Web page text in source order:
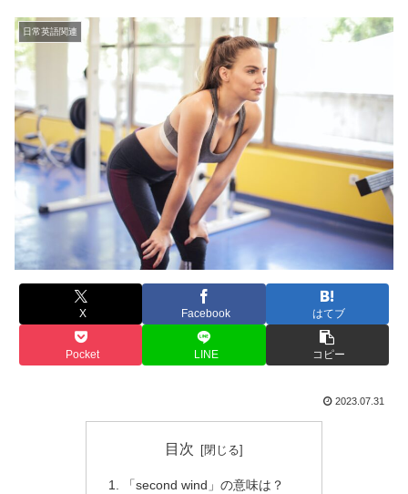
日常英語関連
X Facebook はてブ
Pocket LINE コピー
2023.07.31
目次
「second wind」の意味は？